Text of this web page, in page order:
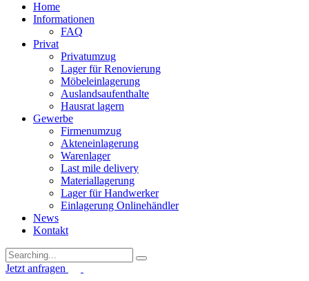
Home
Informationen
FAQ
Privat
Privatumzug
Lager für Renovierung
Möbeleinlagerung
Auslandsaufenthalte
Hausrat lagern
Gewerbe
Firmenumzug
Akteneinlagerung
Warenlager
Last mile delivery
Materiallagerung
Lager für Handwerker
Einlagerung Onlinehändler
News
Kontakt
Search
for:
Jetzt anfragen